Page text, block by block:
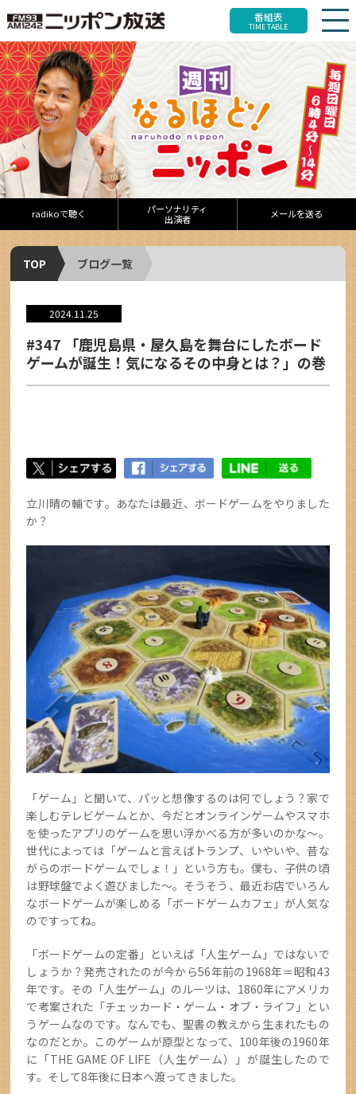
番組表
TIME TABLE
radikoで聴く
パーソナリティ
出演者
メールを送る
TOP ブログ一覧
2024.11.25
#347 「鹿児島県・屋久島を舞台にしたボード
ゲームが誕生！気になるその中身とは？」の巻
立川晴の輔です。あなたは最近、ボードゲームをやりました
か？
「ゲーム」と聞いて、パッと想像するのは何でしょう？家で
楽しむテレビゲームとか、今だとオンラインゲームやスマホ
を使ったアプリのゲームを思い浮かべる方が多いのかな～。
世代によっては「ゲームと言えばトランプ、いやいや、昔な
がらのボードゲームでしょ！」という方も。僕も、子供の頃
は野球盤でよく遊びました～。そうそう、最近お店でいろん
なボードゲームが楽しめる「ボードゲームカフェ」が人気な
のですってね。
「ボードゲームの定番」といえば「人生ゲーム」ではないで
しょうか？発売されたのが今から56年前の1968年＝昭和43
年です。その「人生ゲーム」のルーツは、1860年にアメリカ
で考案された「チェッカード・ゲーム・オブ・ライフ」とい
うゲームなのです。なんでも、聖書の教えから生まれたもの
なのだとか。このゲームが原型となって、100年後の1960年
に「THE GAME OF LIFE（人生ゲーム）」が誕生したので
す。そして8年後に日本へ渡ってきました。